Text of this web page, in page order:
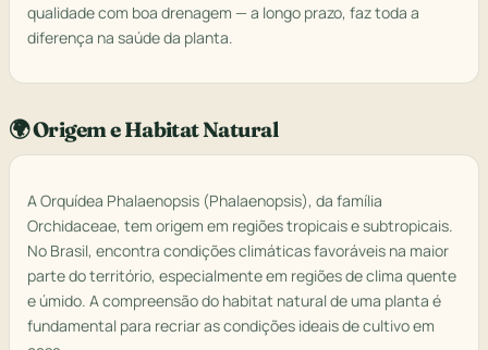
qualidade com boa drenagem — a longo prazo, faz toda a
diferença na saúde da planta.
🌍 Origem e Habitat Natural
A Orquídea Phalaenopsis (Phalaenopsis), da família
Orchidaceae, tem origem em regiões tropicais e subtropicais.
No Brasil, encontra condições climáticas favoráveis na maior
parte do território, especialmente em regiões de clima quente
e úmido. A compreensão do habitat natural de uma planta é
fundamental para recriar as condições ideais de cultivo em